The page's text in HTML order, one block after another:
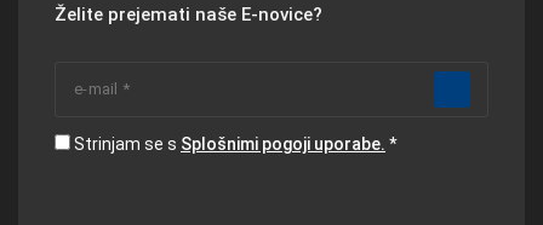
Želite prejemati naše E-novice?
Strinjam se s Splošnimi pogoji uporabe.